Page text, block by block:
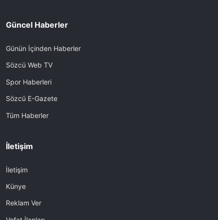
Güncel Haberler
Günün İçinden Haberler
Sözcü Web TV
Spor Haberleri
Sözcü E-Gazete
Tüm Haberler
İletişim
İletişim
Künye
Reklam Ver